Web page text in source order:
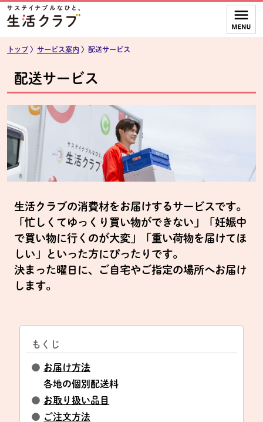
ページの先頭です。
本文へジャンプする。
トップ〉 サービス案内 〉配送サービス
配送サービス
生活クラブの消費材をお届けするサービスです。
「忙しくてゆっくり買い物ができない」「妊娠中
で買い物に行くのが大変」「重い荷物を届けてほ
しい」といった方にぴったりです。
決まった曜日に、ご自宅やご指定の場所へお届け
します。
もくじ
● お届け方法
各地の個別配送料
● お取り扱い品目
● ご注文方法